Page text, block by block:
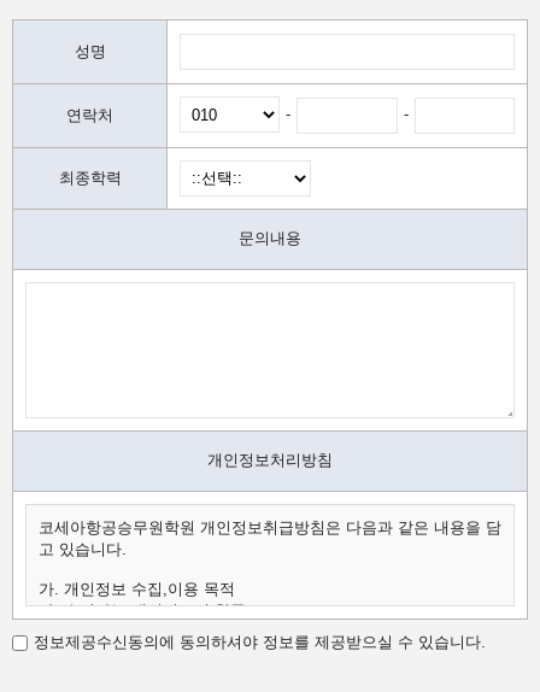
성명
연락처 - -
최종학력
문의내용
개인정보처리방침
코세아항공승무원학원 개인정보취급방침은 다음과 같은 내용을 담
고 있습니다.
가. 개인정보 수집,이용 목적
나. 수집하는 개인정보의 항목
다. 개인정보의 보유 및 이용 기간
가.개인정보 수집,이용 목적
정보제공수신동의에 동의하셔야 정보를 제공받으실 수 있습니다.